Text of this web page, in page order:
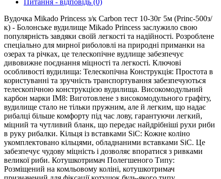
Вудочка Mikado Princess з/к Carbon тест 10-30г 5м (Princ-500з/
к) - Болонське вудилище Mikado Princess заслужило свою
популярність завдяки своїй легкості та надійності. Розроблене
спеціально для мирної риболовлі на природні приманки на
озерах та річках, це телескопічне вудлище забезпечує
дивовижне поєднання міцності та легкості. Ключові
особливості вудилища: Телескопічна Конструкція: Простота в
користуванні та зручність транспортування забезпечуються
телескопічною конструкцією вудилища. Високомодульний
карбон марки IM8: Виготовлене з високомодульного графіту,
вудилище стало не тільки пружним, але й легким, що надає
рибалці більше комфорту під час лову, гарантуючи легкий,
міцний та чутливий бланк, що передає найдрібніші рухи риби
в руку рибалки. Кільця із вставками SiC: Кожне коліно
укомплектовано кільцями, обладнаними вставками SiC. Це
забезпечує чудову міцність і дозволяє впоратися з ривками
великої риби. Котушкотримач Полегшеного Типу:
Розміщений на комльовому коліні, котушкотримач